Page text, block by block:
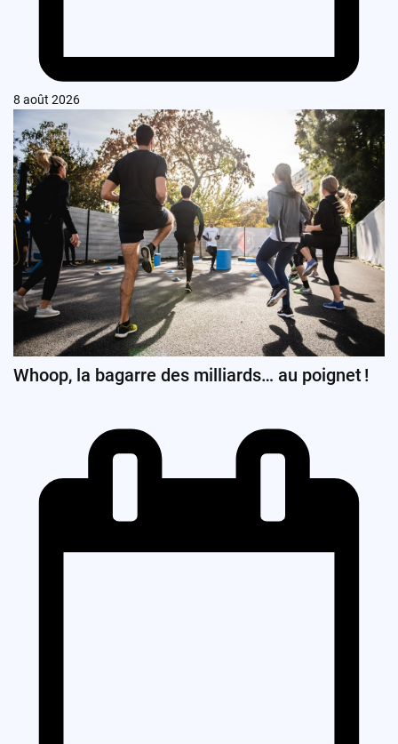
8 août 2026
Whoop, la bagarre des milliards… au poignet !